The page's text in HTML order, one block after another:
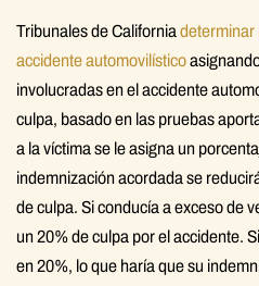
Tribunales de California determinar
accidente automovilístico
involucradas en el accidente
culpa, basado en las pruebas
a la víctima se le asigna un
indemnización acordada se
de culpa. Si conducía a exceso de
un 20% de culpa por el accidente.
en 20%, lo que haría que su